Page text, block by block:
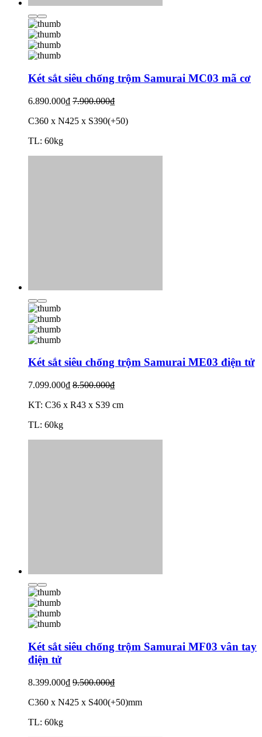
Két sắt siêu chống trộm Samurai MC03 mã cơ
6.890.000₫ 7.900.000₫
C360 x N425 x S390(+50)
TL: 60kg
Két sắt siêu chống trộm Samurai ME03 điện tử
7.099.000₫ 8.500.000₫
KT: C36 x R43 x S39 cm
TL: 60kg
Két sắt siêu chống trộm Samurai MF03 vân tay
điện tử
8.399.000₫ 9.500.000₫
C360 x N425 x S400(+50)mm
TL: 60kg